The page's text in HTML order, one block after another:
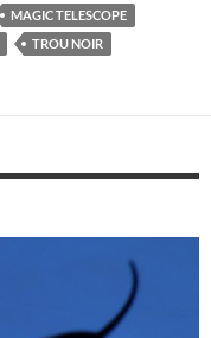
MAGIC TELESCOPE
TROU NOIR